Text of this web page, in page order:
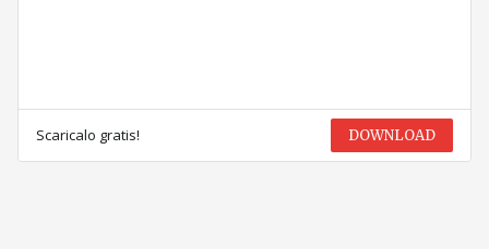
Scaricalo gratis! DOWNLOAD